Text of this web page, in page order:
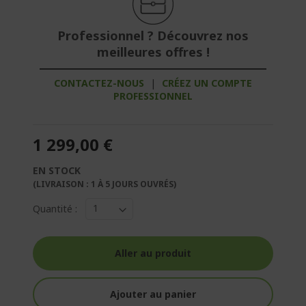
Professionnel ? Découvrez nos
meilleures offres !
CONTACTEZ-NOUS |
CRÉEZ UN COMPTE
PROFESSIONNEL
1 299,00 €
EN STOCK
(LIVRAISON : 1 À 5 JOURS OUVRÉS)
Quantité :
Aller au produit
Ajouter au panier